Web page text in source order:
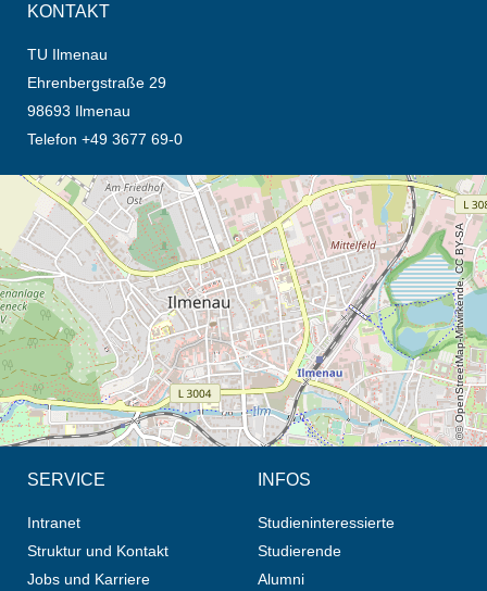
KONTAKT
TU Ilmenau
Ehrenbergstraße 29
98693 Ilmenau
Telefon +49 3677 69-0
Öffnet die Anfahrtsbeschreibung in neuem Tab (Karte)
© OpenStreetMap-Mitwirkende, CC BY-SA
SERVICE
Intranet
Struktur und Kontakt
Jobs und Karriere
INFOS
Studieninteressierte
Studierende
Alumni